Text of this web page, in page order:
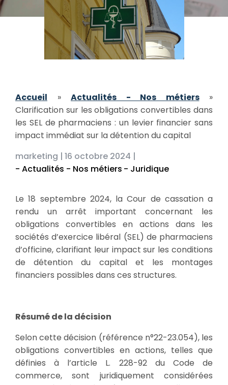
Accueil » Actualités - Nos métiers»
Clarification sur les obligations convertibles dans
les SEL de pharmaciens : un levier financier sans
impact immédiat sur la détention du capital
marketing | 16 octobre 2024 |
- Actualités - Nos métiers - Juridique
Le 18 septembre 2024, la Cour de cassation a
rendu un arrêt important concernant les
obligations convertibles en actions dans les
sociétés d’exercice libéral (SEL) de pharmaciens
d’officine, clarifiant leur impact sur les conditions
de détention du capital et les montages
financiers possibles dans ces structures.
Résumé de la décision
Selon cette décision (référence n°22-23.054), les
obligations convertibles en actions, telles que
définies à l’article L. 228-92 du Code de
commerce, sont juridiquement considérées